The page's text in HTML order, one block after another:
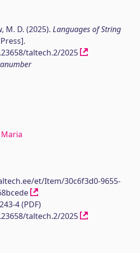
M. D. (2025). Languages of String
taltech.2/2025
et/Item/30c6f3d0-9655-
4 (PDF)
taltech.2/2025